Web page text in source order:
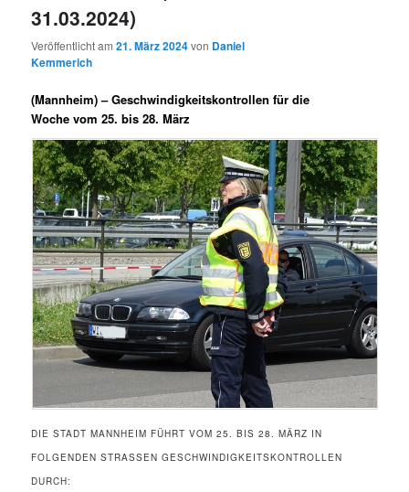
31.03.2024)
Veröffentlicht am21. März 2024von Daniel
Kemmerich
(Mannheim) –Geschwindigkeitskontrollen für die
Woche vom 25. bis 28. März
DIE STADT MANNHEIM FÜHRT VOM 25. BIS 28. MÄRZ IN
FOLGENDEN STRASSEN GESCHWINDIGKEITSKONTROLLEN D
URCH: